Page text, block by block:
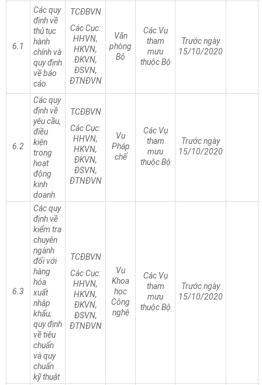
6.1
Các quy
định về
thủ tục
hành
chính và
quy định
về báo
cáo
TCĐBVN
Các Cục:
HHVN,
HKVN,
ĐKVN,
ĐSVN,
ĐTNĐVN
Văn
phòng
Bộ
Các Vụ
tham
mưu
thuộc Bộ
Trước ngày
15/10/2020
6.2
Các quy
định về
yêu cầu,
điều
kiện
trong
hoạt
động
kinh
doanh
TCĐBVN
Các Cục:
HHVN,
HKVN,
ĐKVN,
ĐSVN,
ĐTNĐVN
Vụ
Pháp
chế
Các Vụ
tham
mưu
thuộc Bộ
Trước ngày
15/10/2020
6.3
Các quy
định về
kiểm tra
chuyên
ngành
đối với
hàng
hóa
xuất
nhập
khẩu;
quy định
về tiêu
chuẩn
và quy
chuẩn
kỹ thuật
TCĐBVN
Các Cục:
HHVN,
HKVN,
ĐKVN,
ĐSVN,
ĐTNĐVN
Vụ
Khoa
học
Công
nghệ
Các Vụ
tham
mưu
thuộc Bộ
Trước ngày
15/10/2020